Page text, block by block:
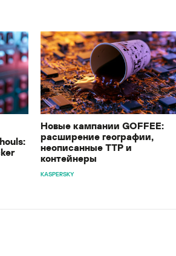
Новые кампании GOFFEE:
расширение географии,
неописанные TTP и
контейнеры
KASPERSKY